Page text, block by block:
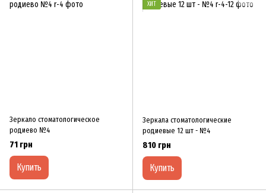
Зеркало стоматологическое
родиево №4
71 грн
Купить
ХИТ
Зеркала стоматологические
родиевые 12 шт - №4
810 грн
Купить